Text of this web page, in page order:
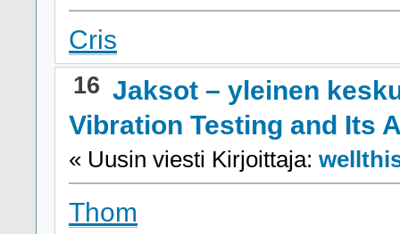
Cris
16 Jaksot – yleinen
Vibration Testing and Its
« Uusin viesti Kirjoittaja:
Thom